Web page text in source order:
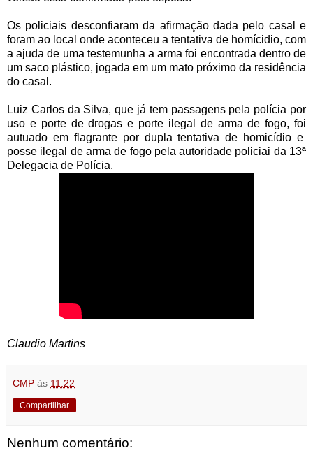
Os policiais desconfiaram da afirmação dada pelo casal e
foram ao local onde aconteceu a tentativa de homícidio, com
a ajuda de uma testemunha a arma foi encontrada dentro de
um saco plástico, jogada em um mato próximo da residência
do casal.
Luiz Carlos da Silva, que já tem passagens pela polícia por
uso e porte de drogas e porte ilegal de arma de fogo, foi
autuado em flagrante por dupla tentativa de homicídio e
posse ilegal de arma de fogo pela autoridade policiai da 13ª
Delegacia de Polícia.
Claudio Martins
CMP às 11:22
Compartilhar
Nenhum comentário: